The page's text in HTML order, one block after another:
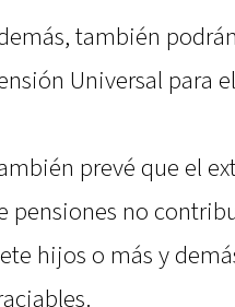
también
Universal para
prevé que el
pensiones no
hijos o más y